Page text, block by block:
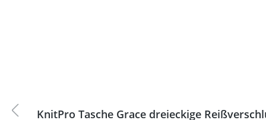
KnitPro Tasche Grace dreieckige